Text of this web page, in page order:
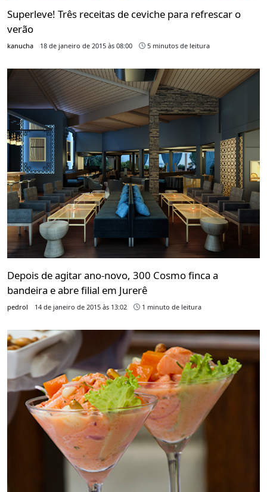
Superleve! Três receitas de ceviche para refrescar o
verão
kanucha 18 de janeiro de 2015 às 08:00 5 minutos de leitura
Depois de agitar ano-novo, 300 Cosmo finca a
bandeira e abre filial em Jurerê
pedrol 14 de janeiro de 2015 às 13:02 1 minuto de leitura